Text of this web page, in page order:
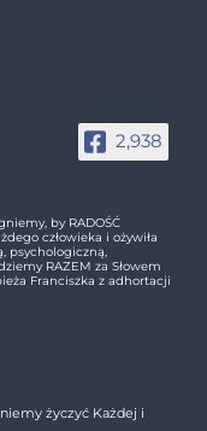
2,938
by RADOŚĆ
człowieka i ożywiła
psychologiczną,
RAZEM za Słowem
Franciszka z adhortacji
życzyć Każdej i